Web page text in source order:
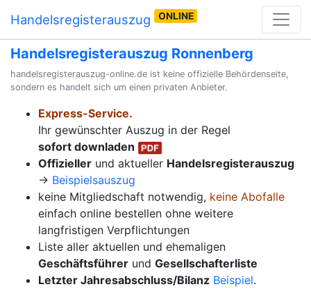
Handelsregisterauszug ONLINE
Handelsregisterauszug Ronnenberg
handelsregisterauszug-online.de ist keine offizielle Behördenseite,
sondern es handelt sich um einen privaten Anbieter.
Express-Service.
Ihr gewünschter Auszug in der Regel
sofort downladen
Offizieller und aktueller Handelsregisterauszug
→ Beispielsauszug
keine Mitgliedschaft notwendig, keine Abofalle
einfach online bestellen ohne weitere
langfristigen Verpflichtungen
Liste aller aktuellen und ehemaligen
Geschäftsführer und Gesellschafterliste
Letzter Jahresabschluss/Bilanz Beispiel.